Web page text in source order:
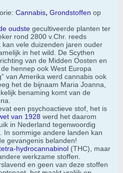
Cannabis, Grondstoffen op
oudste gecultiveerde planten ter
rond 2800 v.Chr. reeds
vele duizenden jaren ouder
in het wild. De Scythen
van de Midden Oosten en
hennep ook West Europa
van Amerika werd cannabis ook
het de bijnaam Maria Joanna,
benaming komt van de
een psychoactieve stof, het is
van 1928 werd het daarom
in Nederland tegenwoordig
. In sommige andere landen kan
gevangenis belanden!
hydrocannabinol (THC), maar
werkzame stoffen.
en geen van deze stoffen